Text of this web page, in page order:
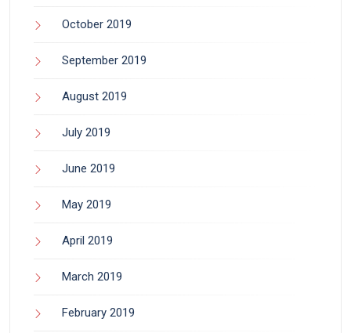
October 2019
September 2019
August 2019
July 2019
June 2019
May 2019
April 2019
March 2019
February 2019